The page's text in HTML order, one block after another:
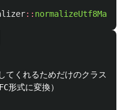
::
てくれるためだけのクラス
形式に変換）